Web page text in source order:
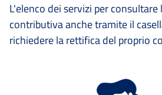
L'elenco dei servizi per
contributiva anche tramite il
richiedere la rettifica del proprio